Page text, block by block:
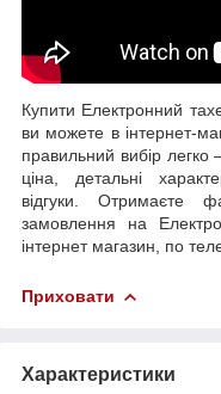
Купити Електронний
ви можете в інтернет-
правильний вибір
ціна, детальні
відгуки. Отримаєте
замовлення на
інтернет магазин, по
Приховати
Характеристики